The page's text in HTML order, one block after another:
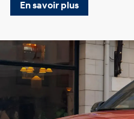
En savoir plus